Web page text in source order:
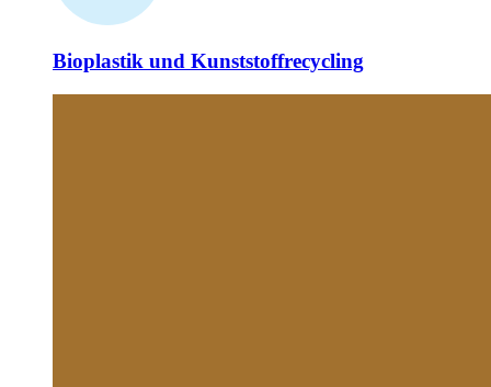
Bioplastik und Kunststoffrecycling